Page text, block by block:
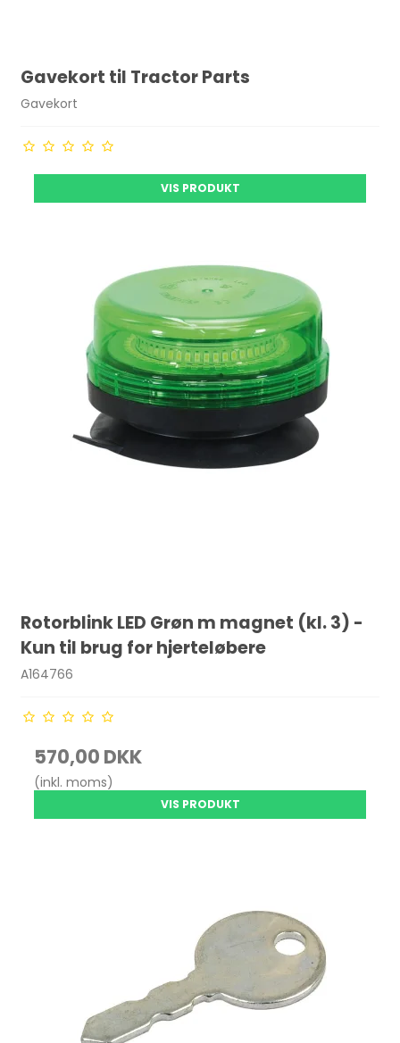
Gavekort til Tractor Parts
Gavekort
VIS PRODUKT
Rotorblink LED Grøn m magnet (kl. 3) -
Kun til brug for hjerteløbere
A164766
570,00 DKK
(inkl. moms)
VIS PRODUKT